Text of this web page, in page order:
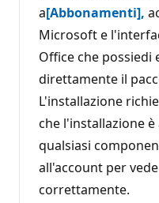
a[Abbonamenti],
Microsoft e
Office che possiedi
direttamente il
L'installazione
che l'installazione
qualsiasi
all'account per
correttamente.